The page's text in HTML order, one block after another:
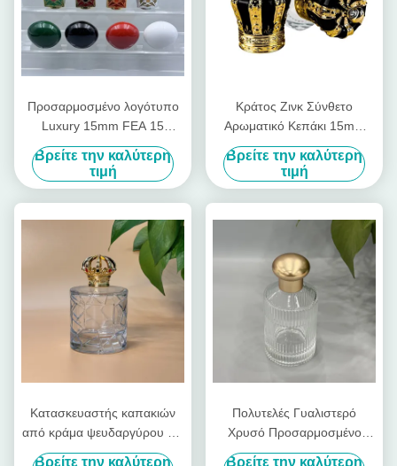
Προσαρμοσμένο λογότυπο
Luxury 15mm FEA 15
Zamac Metal Fragrance Cap
Creative Universal Bottle Lid
Cover για μπουκάλια
αρωμάτων
Βρείτε την καλύτερη
τιμή
Κράτος Ζινκ Σύνθετο
Αρωματικό Κεπάκι 15mm
Μεταλλική αντλία
ψεκαστήρας Δίσκος Κεπάκι
για μπουκάλια Μαγνητικό
Κεπάκι για μπουκάλια
αρώματος Κλείδωμα
Κλείδωμα μπουκάλια
Βρείτε την καλύτερη
τιμή
Κατασκευαστής καπακιών
από κράμα ψευδαργύρου για
αρώματα, Καπάκι αρώματος
Βρείτε την καλύτερη
Πολυτελές Γυαλιστερό
Χρυσό Προσαρμοσμένο
Καπάκι Μπουκαλιού
Βρείτε την καλύτερη